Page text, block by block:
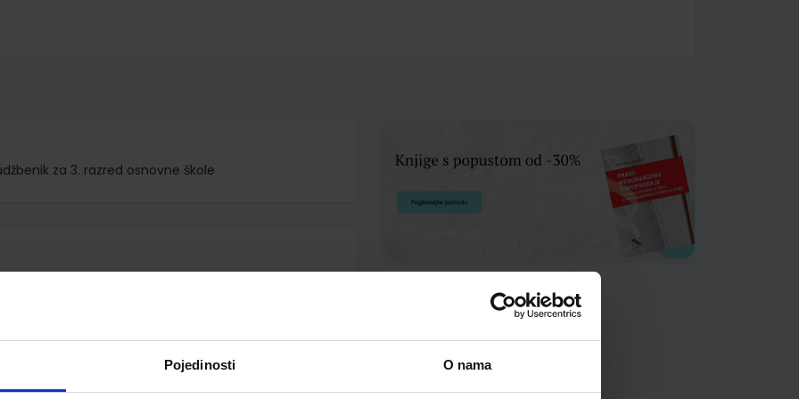
Pojedinosti O nama
udžbenik za 3. razred osnovne škole